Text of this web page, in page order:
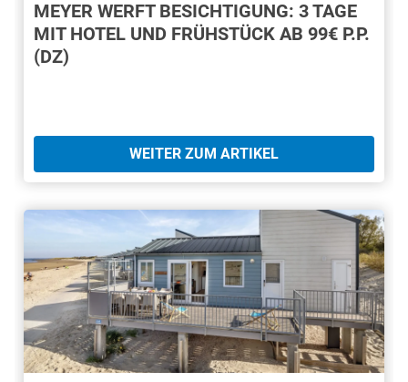
MEYER WERFT BESICHTIGUNG: 3 TAGE
MIT HOTEL UND FRÜHSTÜCK AB 99€ P.P.
(DZ)
WEITER ZUM ARTIKEL